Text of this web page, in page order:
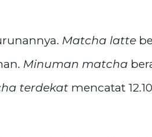
Matcha latte
Minuman matcha
terdekat mencatat